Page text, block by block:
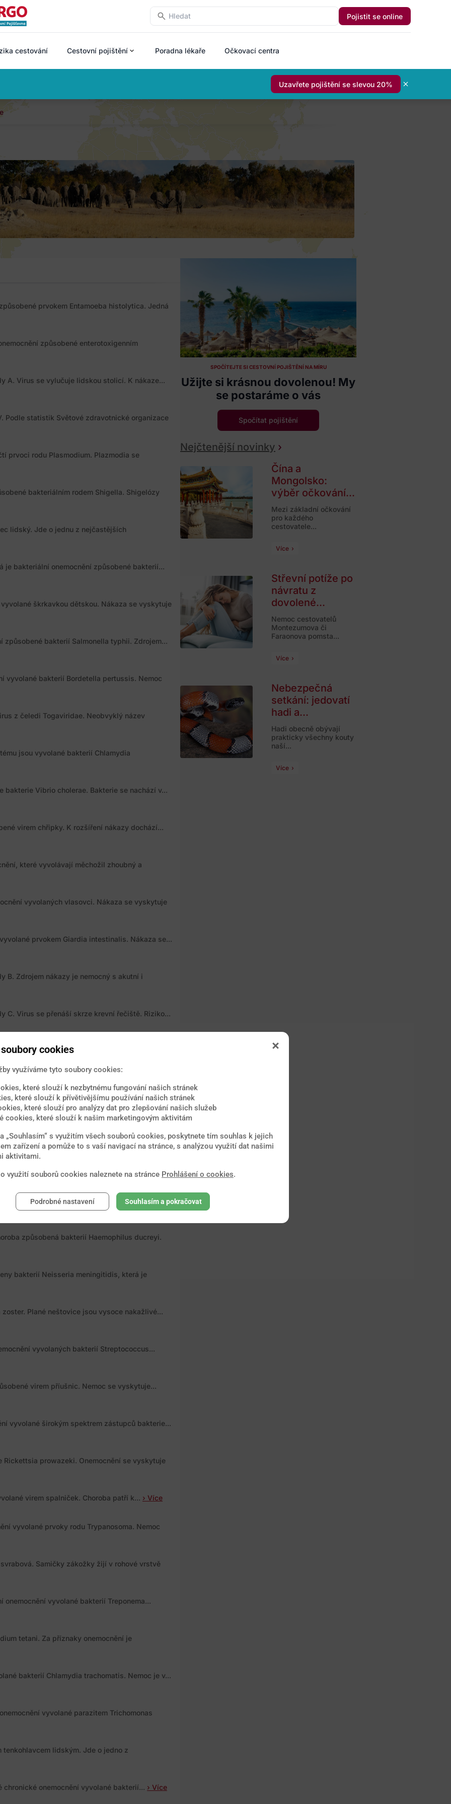
Pojistit se online
cestování Cestovní pojištění Poradna lékaře Očkovací centra
Uzavřete pojištění se slevou 20%
prvokem Entamoeba histolytica. Jedná
způsobené enterotoxigenním
A. Virus se vylučuje lidskou stolicí. K nákaze...
Podle statistik Světové zdravotnické organizace
prvoci rodu Plasmodium. Plazmodia se
bakteriálním rodem Shigella. Shigelózy
lidský. Jde o jednu z nejčastějších
je bakteriální onemocnění způsobené bakterií...
škrkavkou dětskou. Nákaza se vyskytuje
způsobené bakterií Salmonella typhii. Zdrojem...
vyvolané bakterií Bordetella pertussis. Nemoc
z čeledi Togaviridae. Neobvyklý název
jsou vyvolané bakterií Chlamydia
bakterie Vibrio cholerae. Bakterie se nachází v...
virem chřipky. K rozšíření nákazy dochází...
které vyvolávají měchožil zhoubný a
vyvolaných vlasovci. Nákaza se vyskytuje
prvokem Giardia intestinalis. Nákaza se...
B. Zdrojem nákazy je nemocný s akutní i
C. Virus se přenáší skrze krevní řečiště. Riziko...
D. Ten pro svůj přenos a množení potřebuje již...
způsobené virem dengue. Označení pochází ze...
vyvolané bakteriemi rodu Campylobacter...
bakterií Neisseria gonorrhoeae, která
krymsko-konžské krvácivé horečky.
způsobená bakterií Haemophilus ducreyi.
bakterií Neisseria meningitidis, která je
Plané neštovice jsou vysoce nakažlivé...
vyvolaných bakterií Streptococcus...
virem příušnic. Nemoc se vyskytuje...
vyvolané širokým spektrem zástupců bakterie...
prowazeki. Onemocnění se vyskytuje
virem spalniček. Choroba patří k... › Více
vyvolané prvoky rodu Trypanosoma. Nemoc
Samičky zákožky žijí v rohové vrstvě
vyvolané bakterií Treponema...
tetani. Za příznaky onemocnění je
bakterií Chlamydia trachomatis. Nemoc je v...
vyvolané parazitem Trichomonas
tenkohlavcem lidským. Jde o jedno z
onemocnění vyvolané bakterií... › Více
SPOČÍTEJTE SI CESTOVNÍ POJIŠTĚNÍ NA MÍRU
Užijte si krásnou dovolenou! My
se postaráme o vás
Spočítat pojištění
Nejčtenější novinky
Čína a
Mongolsko:
výběr očkování...
Mezi základní očkování
pro každého
cestovatele...
Více
Střevní potíže po
návratu z
dovolené...
Nemoc cestovatelů
Montezumova či
Faraonova pomsta...
Více
Nebezpečná
setkání: jedovatí
hadi a...
Hadi obecně obývají
prakticky všechny kouty
naší...
Více
cookies
využíváme tyto soubory cookies:
které slouží k nezbytnému fungování našich stránek
které slouží k přívětivějšímu používání našich stránek
které slouží pro analýzy dat pro zlepšování našich služeb
cookies, které slouží k našim marketingovým aktivitám
„Souhlasím“ s využitím všech souborů cookies, poskytnete tím souhlas k jejich
zařízení a pomůže to s vaší navigací na stránce, s analýzou využití dat našimi
aktivitami.
využití souborů cookies naleznete na stránce Prohlášení o cookies.
Podrobné nastavení Souhlasím a pokračovat